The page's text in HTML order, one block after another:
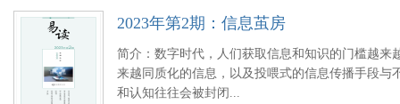
2023年第2期：信息茧房
简介：数字时代，人们获取信息和知识的门槛越来
来越同质化的信息，以及投喂式的信息传播手段与
和认知往往会被封闭...